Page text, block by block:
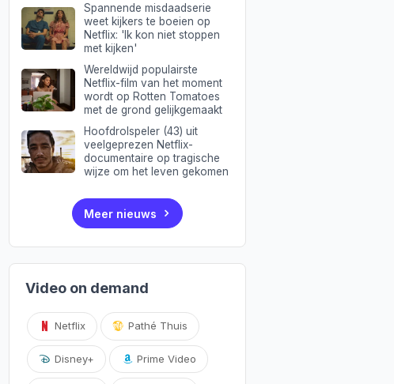
Spannende misdaadserie
weet kijkers te boeien op
Netflix: 'Ik kon niet stoppen
met kijken'
Wereldwijd populairste
Netflix-film van het moment
wordt op Rotten Tomatoes
met de grond gelijkgemaakt
Hoofdrolspeler (43) uit
veelgeprezen Netflix-
documentaire op tragische
wijze om het leven gekomen
Meer nieuws
Video on demand
Netflix Pathé Thuis
Disney+ Prime Video